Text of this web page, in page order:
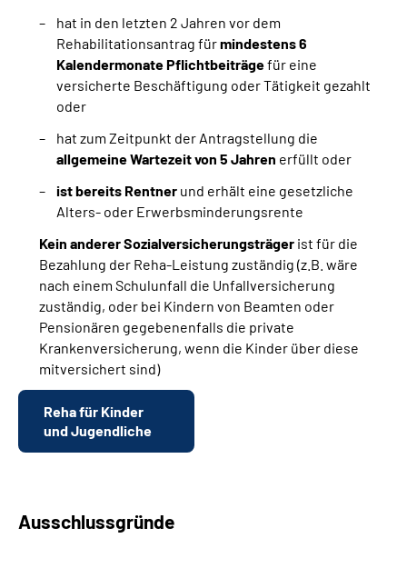
hat in den letzten 2 Jahren vor dem
Rehabilitationsantrag fürmindestens 6
Kalendermonate Pflichtbeiträgefür eine
versicherte Beschäftigung oder Tätigkeit gezahlt
oder
hat zum Zeitpunkt der Antragstellung die
allgemeine Wartezeit von 5 Jahren erfüllt oder
ist bereits Rentner und erhält eine gesetzliche
Alters- oder Erwerbsminderungsrente
Kein anderer Sozialversicherungsträger ist für die
Bezahlung der Reha-Leistung zuständig (z.B. wäre
nach einem Schulunfall die Unfallversicherung
zuständig, oder bei Kindern von Beamten oder
Pensionären gegebenenfalls die private
Krankenversicherung, wenn die Kinder über diese
mitversichert sind)
Reha für Kinder
und Jugendliche
Ausschlussgründe